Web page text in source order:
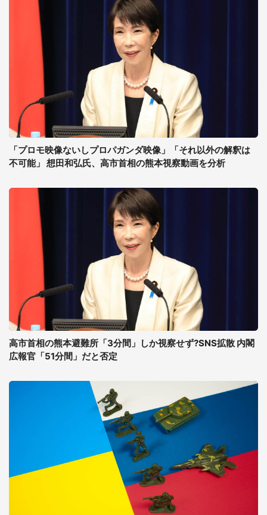
「プロモ映像ないしプロパガンダ映像」「それ以外の解釈は
不可能」 想田和弘氏、高市首相の熊本視察動画を分析
高市首相の熊本避難所「3分間」しか視察せず?SNS拡散 内閣
広報官「51分間」だと否定